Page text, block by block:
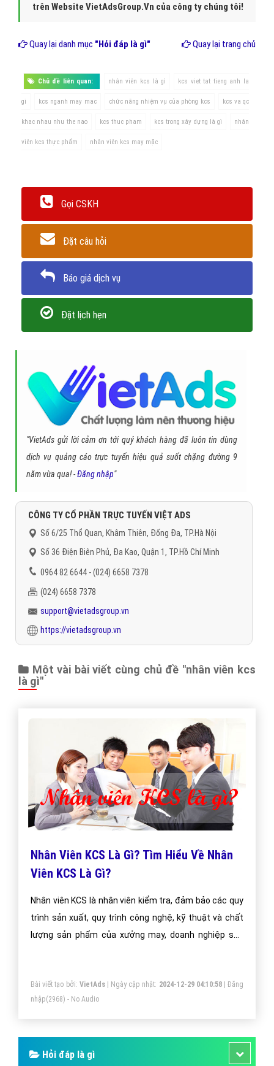
trên Website VietAdsGroup.Vn của công ty chúng tôi!
Quay lại danh mục "Hỏi đáp là gì" Quay lại trang chủ
Chủ đề liên quan: nhân viên kcs là gì kcs viet tat tieng anh la
gi kcs nganh may mac chức năng nhiệm vụ của phòng kcs kcs va qc
khac nhau nhu the nao kcs thuc pham kcs trong xây dựng là gì nhân
viên kcs thực phẩm nhân viên kcs may mặc
Gọi CSKH
Đặt câu hỏi
Báo giá dịch vụ
Đặt lịch hẹn
"VietAds gửi lời cảm ơn tới quý khách hàng đã luôn tin dùng
dịch vụ quảng cáo trực tuyến hiệu quả suốt chặng đường 9
năm vừa qua! -Đăng nhập"
CÔNG TY CỔ PHẦN TRỰC TUYẾN VIỆT ADS
Số 6/25 Thổ Quan, Khâm Thiên, Đống Đa, TP.Hà Nội
Số 36 Điện Biên Phủ, Đa Kao, Quận 1, TP.Hồ Chí Minh
0964 82 6644 - (024) 6658 7378
(024) 6658 7378
support@vietadsgroup.vn
https://vietadsgroup.vn
Một vài bài viết cùng chủ đề "nhân viên kcs
là gì"
Nhân Viên KCS Là Gì? Tìm Hiểu Về Nhân
Viên KCS Là Gì?
Nhân viên KCS là nhân viên kiểm tra, đảm bảo các quy
trình sản xuất, quy trình công nghệ, kỹ thuật và chất
lượng sản phẩm của xưởng may, doanh nghiệp sản
Bài viết tạo bởi: VietAds| Ngày cập nhật: 2024-12-29 04:10:58|Đăng
nhập(2968) - No Audio
Hỏi đáp là gì